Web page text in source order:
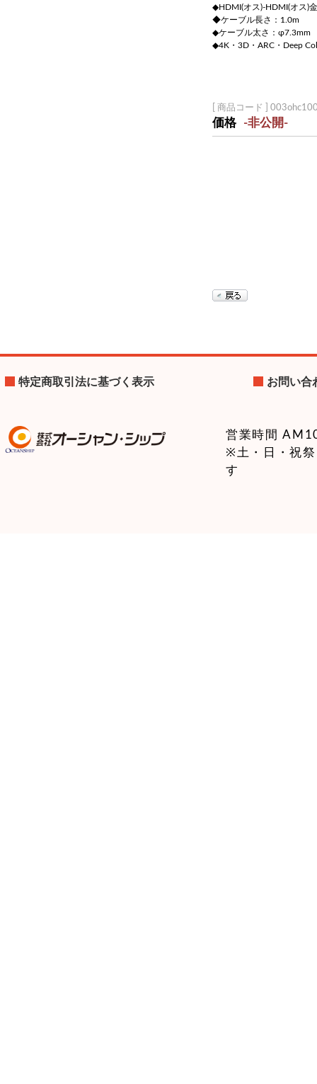
◆HDMI(オス)‐HDMI(オス)
◆ケーブル長さ：1.0m
◆ケーブル太さ：φ7.3mm
◆4K・3D・ARC・Deep
[ 商品コード ]
価格 -非公開-
特定商取引法に基づく表示 お問い合
営業時間
※土・日・祝
す